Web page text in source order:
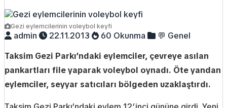
Gezi eylemcilerinin voleybol keyfi
admin 22.11.2013 60 Okunma
💬 Genel
Taksim Gezi Parkı’ndaki eylemciler, çevreye asılan
pankartları file yaparak voleybol oynadı. Öte yandan
eylemciler, seyyar satıcıları bölgeden uzaklaştırdı.